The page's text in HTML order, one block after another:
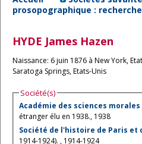
prosopographique : recherche
HYDE James Hazen
Naissance: 6 juin 1876 à New York,
Saratoga Springs, Etats-Unis
Société(s)
Académie des sciences
étranger élu en 1938., 1938
Société de l'histoire de Paris et
1914-1924). , 1914-1924